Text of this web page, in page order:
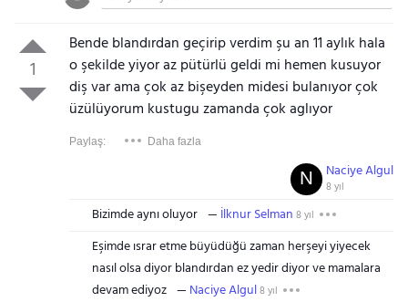
1
Bende blandırdan geçirip verdim şu an 11 aylık hala
o şekilde yiyor az pütürlü geldi mi hemen kusuyor
diş var ama çok az bişeyden midesi bulanıyor çok
üzülüyorum kustugu zamanda çok aglıyor
Paylaş: Daha fazla
Naciye Algul
8 yıl
N
Bizimde aynı oluyor İlknur Selman 8 yıl
Eşimde ısrar etme büyüdüğü zaman herşeyi yiyecek
nasıl olsa diyor blandırdan ez yedir diyor ve mamalara
devam ediyoz
Naciye Algul8 yıl